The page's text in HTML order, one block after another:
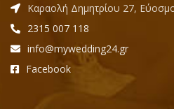
Καραολή Δημητρίου 27,
2315 007 118
info@mywedding24.gr
Facebook